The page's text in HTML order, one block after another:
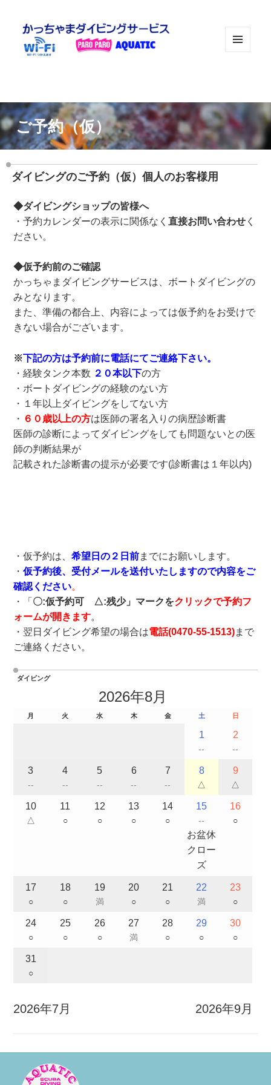
ご予約（仮）
ダイビングのご予約（仮）個人のお客様用
◆ダイビングショップの皆様へ
・予約カレンダーの表示に関係なく直接お問い合わせ く
ださい。
◆仮予約前のご確認
かっちゃまダイビングサービスは、ボートダイビングの
みとなります。
また、準備の都合上、内容によっては仮予約をお受けで
きない場合がございます。
※下記の方は予約前に電話にてご連絡下さい。
・経験タンク本数 ２０本以下の方
・ボートダイビングの経験のない方
・１年以上ダイビングをしてない方
・ ６０歳以上の方は医師の署名入りの病歴診断書
医師の診断によってダイビングをしても問題ないとの医
師の判断結果が
記載された診断書の提示が必要です(診断書は１年以内)
・仮予約は、希望日の２日前までにお願いします。
・仮予約後、受付メールを送付いたしますので内容をご
確認ください。
・「 〇:仮予約可 △:残少」マークをクリックで予約フ
ォームが開きます。
・翌日ダイビング希望の場合は電話(0470-55-1513)まで
ご連絡ください。
ダイビング
2026年8月
月 火 水 木 金 土 日
1
--
2
--
3
--
4
--
5
--
6
--
7
--
8
△
9
△
10
△
11
○
12
○
13
○
14
○
15
--
お盆休
クロー
ズ
16
○
17
○
18
○
19
満
20
○
21
○
22
満
23
○
24
○
25
○
26
○
27
満
28
○
29
○
30
○
31
○
2026年7月 2026年9月